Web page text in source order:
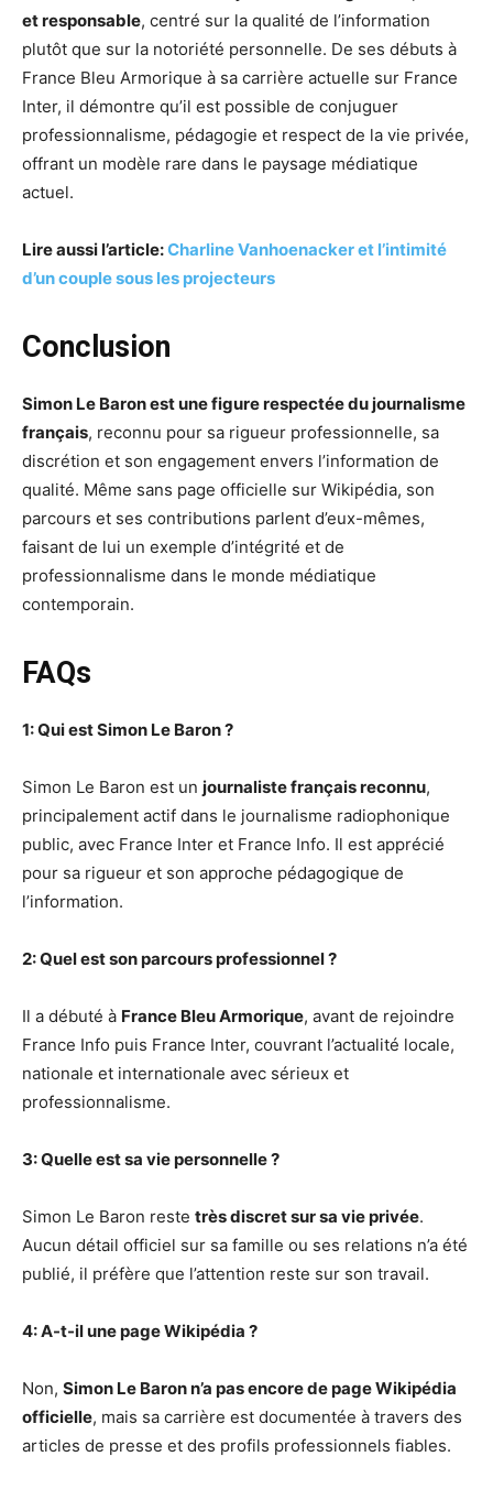
et responsable, centré sur la qualité de l’information
plutôt que sur la notoriété personnelle. De ses débuts à
France Bleu Armorique à sa carrière actuelle sur France
Inter, il démontre qu’il est possible de conjuguer
professionnalisme, pédagogie et respect de la vie privée,
offrant un modèle rare dans le paysage médiatique
actuel.
Lire aussi l’article:Charline Vanhoenacker et l’intimité
d’un couple sous les projecteurs
Conclusion
Simon Le Baron est une figure respectée du journalisme
français, reconnu pour sa rigueur professionnelle, sa
discrétion et son engagement envers l’information de
qualité. Même sans page officielle sur Wikipédia, son
parcours et ses contributions parlent d’eux-mêmes,
faisant de lui un exemple d’intégrité et de
professionnalisme dans le monde médiatique
contemporain.
FAQs
1: Qui est Simon Le Baron ?
Simon Le Baron est un journaliste français reconnu,
principalement actif dans le journalisme radiophonique
public, avec France Inter et France Info. Il est apprécié
pour sa rigueur et son approche pédagogique de
l’information.
2: Quel est son parcours professionnel ?
Il a débuté à France Bleu Armorique, avant de rejoindre
France Info puis France Inter, couvrant l’actualité locale,
nationale et internationale avec sérieux et
professionnalisme.
3: Quelle est sa vie personnelle ?
Simon Le Baron reste très discret sur sa vie privée.
Aucun détail officiel sur sa famille ou ses relations n’a été
publié, il préfère que l’attention reste sur son travail.
4: A-t-il une page Wikipédia ?
Non, Simon Le Baron n’a pas encore de page Wikipédia
officielle, mais sa carrière est documentée à travers des
articles de presse et des profils professionnels fiables.